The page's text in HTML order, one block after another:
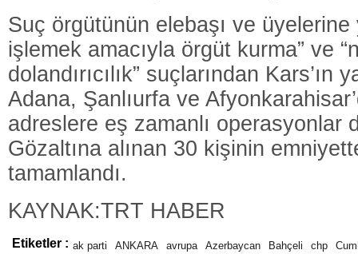
Suç örgütünün elebaşı ve üyelerine
işlemek amacıyla örgüt kurma” ve
dolandırıcılık” suçlarından Kars’ın
Adana, Şanlıurfa ve
adreslere eş zamanlı operasyonlar
Gözaltına alınan 30 kişinin
tamamlandı.
KAYNAK:TRT HABER
Etiketler : ak parti ANKARA avrupa Azerbaycan Bahçeli chp